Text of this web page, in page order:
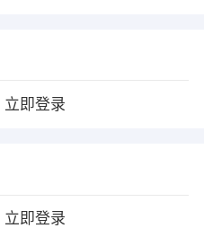
立即登录
立即登录